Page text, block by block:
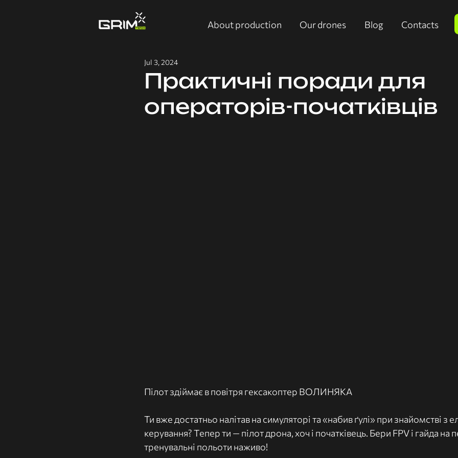
About production Our drones Blog Contacts
Практичні поради для
операторів-початківців
Jul 3, 2024
Пілот здіймає в повітря гексакоптер ВОЛИНЯКА
Ти вже достатньо налітав на симуляторі та «набив ґулі» при знайомстві з
керування? Тепер ти — пілот дрона, хоч і початківець. Бери FPV і гайда на
тренувальні польоти наживо!